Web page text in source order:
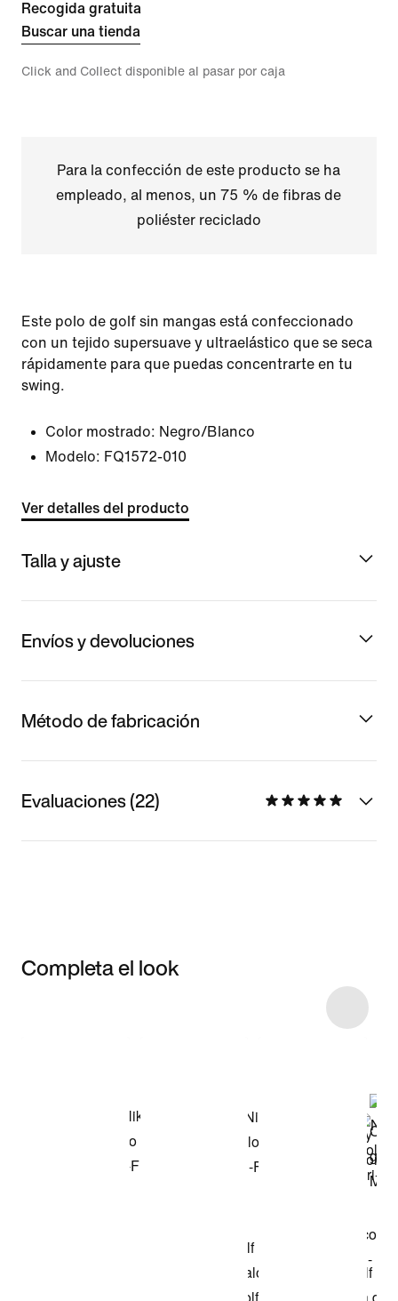
Recogida gratuita
Buscar una tienda
Click and Collect disponible al pasar por caja
Para la confección de este producto se ha
empleado, al menos, un 75 % de fibras de
poliéster reciclado
Este polo de golf sin mangas está confeccionado
con un tejido supersuave y ultraelástico que se seca
rápidamente para que puedas concentrarte en tu
swing.
Color mostrado: Negro/Blanco
Modelo: FQ1572-010
Ver detalles del producto
Talla y ajuste
Envíos y devoluciones
Método de fabricación
Evaluaciones (22)
Completa el look